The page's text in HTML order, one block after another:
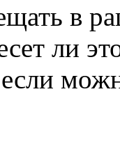
в
ли